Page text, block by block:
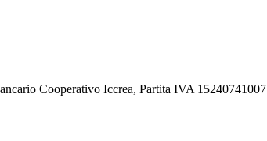
Cooperativo Iccrea, Partita IVA 15240741007